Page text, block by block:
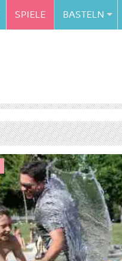
SPIELE BASTELN